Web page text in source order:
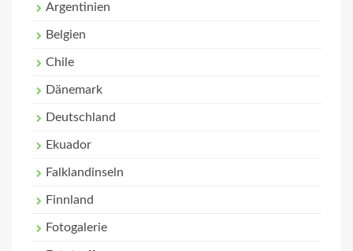
Argentinien
Belgien
Chile
Dänemark
Deutschland
Ekuador
Falklandinseln
Finnland
Fotogalerie